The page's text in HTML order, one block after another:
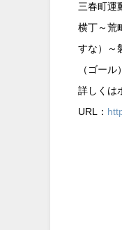
三春町運
横丁～荒
すな）～
（ゴール）
詳しくは
URL：